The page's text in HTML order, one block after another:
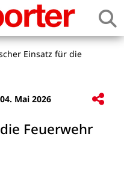
Einsatz für die
04. Mai 2026
Feuerwehr